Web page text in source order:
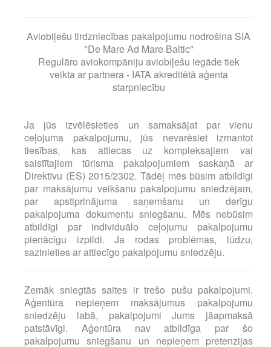
Aviobiļešu tirdzniecības pakalpojumu nodrošina SIA
"De Mare Ad Mare Baltic"
Regulāro aviokompāniju aviobiļešu iegāde tiek
veikta ar partnera - IATA akreditētā aģenta
starpniecību
Ja jūs izvēlēsieties un samaksājat par vienu
ceļojuma pakalpojumu, jūs nevarēsiet izmantot
tiesības, kas attiecas uz kompleksajiem vai
saistītajiem tūrisma pakalpojumiem saskaņā ar
Direktīvu (ES) 2015/2302. Tādēļ mēs būsim atbildīgi
par maksājumu veikšanu pakalpojumu sniedzējam,
par apstiprinājuma saņemšanu un derīgu
pakalpojuma dokumentu sniegšanu. Mēs nebūsim
atbildīgi par individuālo ceļojumu pakalpojumu
pienācīgu izpildi. Ja rodas problēmas, lūdzu,
sazinieties ar attiecīgo pakalpojumu sniedzēju.
Zemāk sniegtās saites ir trešo pušu pakalpojumi.
Aģentūra nepieņem maksājumus pakalpojumu
sniedzēju labā, pakalpojumi Jums jāapmaksā
patstāvīgi. Aģentūra nav atbildīga par šo
pakalpojumu sniegšanu un nepieņem pretenzijas